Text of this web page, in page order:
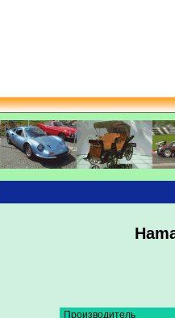
Производитель